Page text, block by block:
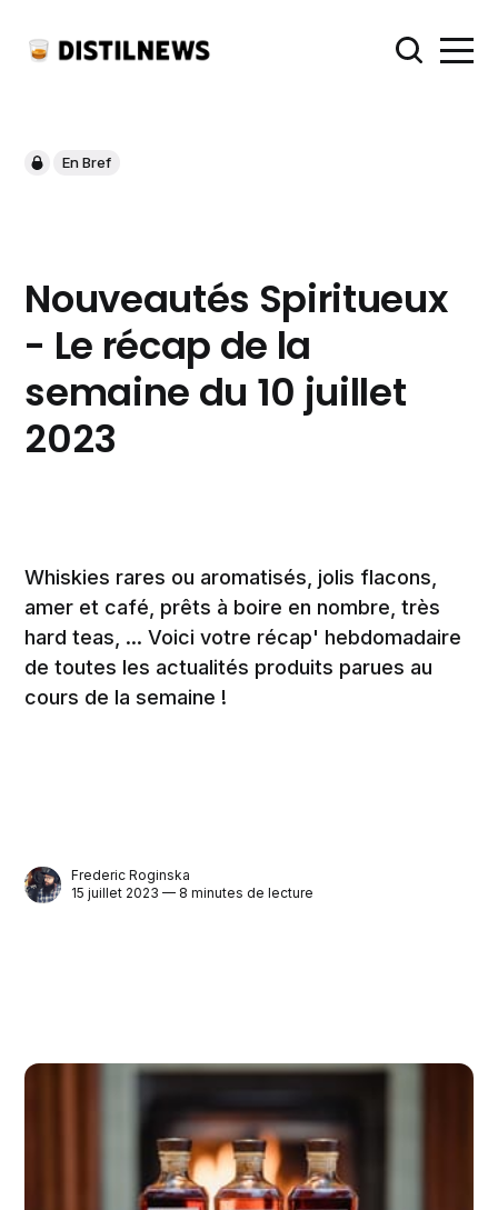
En Bref
Nouveautés Spiritueux
- Le récap de la
semaine du 10 juillet
2023
Whiskies rares ou aromatisés, jolis flacons,
amer et café, prêts à boire en nombre, très
hard teas, ... Voici votre récap' hebdomadaire
de toutes les actualités produits parues au
cours de la semaine !
Frederic Roginska
15 juillet 2023 — 8 minutes de lecture